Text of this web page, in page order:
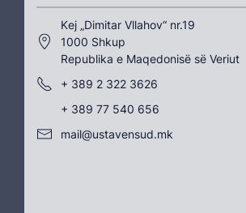
Kеј „Dimitar Vllahov“ nr.19
1000 Shkup
Republika e Maqedonisë së Veriut
+ 389 2 322 3626
+ 389 77 540 656
mail@ustavensud.mk